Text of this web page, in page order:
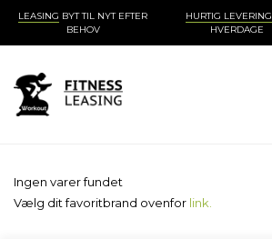
LEASING BYT TIL NYT EFTER
BEHOV
HURTIG LEVERING
HVERDAGE
Ingen varer fundet
Vælg dit favoritbrand ovenfor link.